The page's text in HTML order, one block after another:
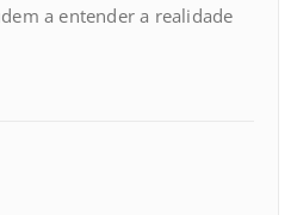
a entender a realidade